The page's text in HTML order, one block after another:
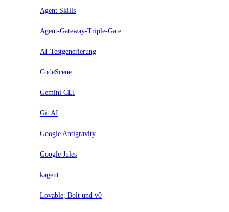
Agent Skills
Agent-Gateway-Triple-Gate
AI-Testgenerierung
CodeScene
Gemini CLI
Git AI
Google Antigravity
Google Jules
kagent
Lovable, Bolt und v0